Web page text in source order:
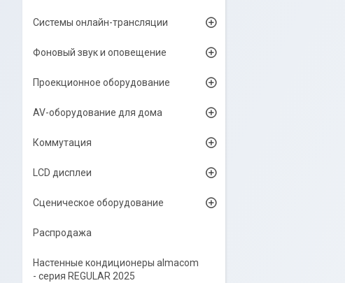
Системы онлайн-трансляции
Фоновый звук и оповещение
Проекционное оборудование
AV-оборудование для дома
Коммутация
LCD дисплеи
Сценическое оборудование
Распродажа
Настенные кондиционеры almacom
- серия REGULAR 2025